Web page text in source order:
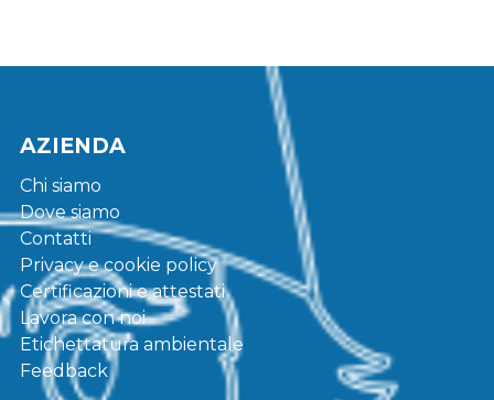
AZIENDA
Chi siamo
Dove siamo
Contatti
Privacy e cookie policy
Certificazioni e attestati
Lavora con noi
Etichettatura ambientale
Feedback